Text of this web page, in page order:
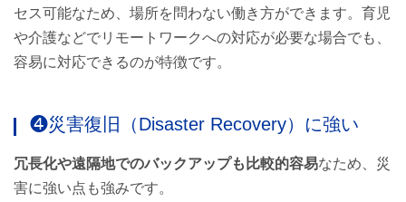
セス可能なため、場所を問わない働き方ができます。育児
や介護などでリモートワークへの対応が必要な場合でも、
容易に対応できるのが特徴です。
❹災害復旧（Disaster Recovery）に強い
冗長化や遠隔地でのバックアップも比較的容易なため、災
害に強い点も強みです。